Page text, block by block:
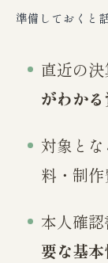
準備しておくと
直近の決
がわか
対象とな
料・制作
本人確認
要な基